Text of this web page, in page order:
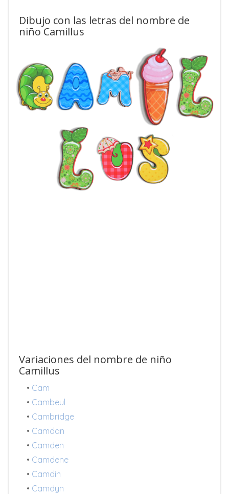
Dibujo con las letras del nombre de
niño Camillus
Variaciones del nombre de niño
Camillus
• Cam
• Cambeul
• Cambridge
• Camdan
• Camden
• Camdene
• Camdin
• Camdyn